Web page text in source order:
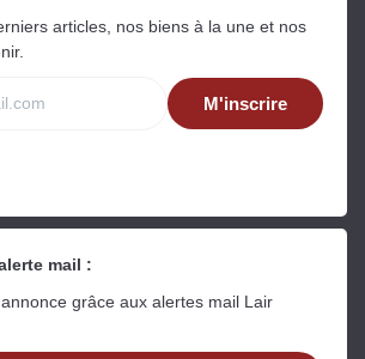
articles, nos biens à la une et nos
M'inscrire
mail :
grâce aux alertes mail Lair